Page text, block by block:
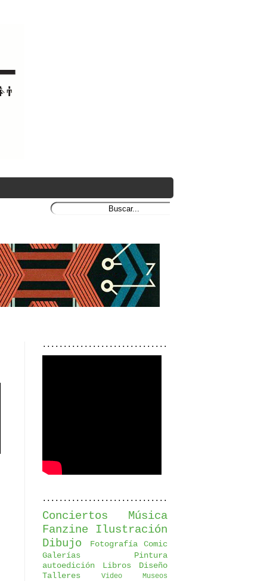
..............................
..............................
Conciertos
Música
Fanzine
Ilustración
Dibujo
Fotografía
Comic
Galerías
Pintura
autoedición
Libros
Diseño
Talleres
Video
Museos